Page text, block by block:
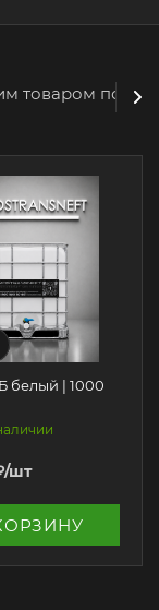
товаром
белый | 1000
/шт